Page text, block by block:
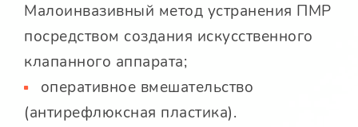
Малоинвазивный метод устранения ПМР
посредством создания искусственного
клапанного аппарата;
оперативное вмешательство
(антирефлюксная пластика).